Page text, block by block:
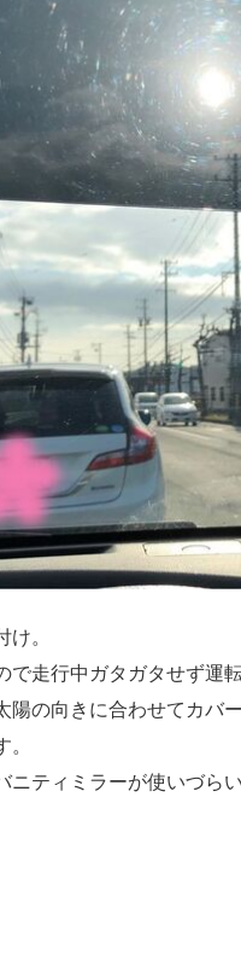
。
走行中ガタガタせず運
陽の向きに合わせてカバ
ニティミラーが使いづら